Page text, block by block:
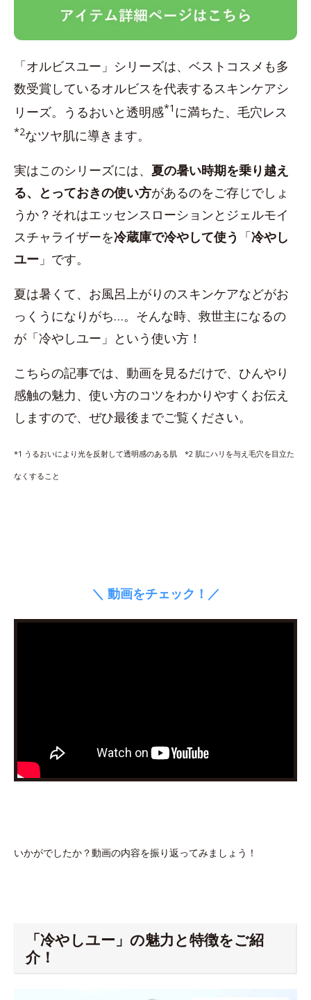
「オルビスユー」シリーズは、ベストコスメも多
数受賞しているオルビスを代表するスキンケアシ
リーズ。うるおいと透明感*1 に満ちた、毛穴レス
*2なツヤ肌に導きます。
実はこのシリーズには、 夏の暑い時期を乗り越え
る、とっておきの使い方があるのをご存じでしょ
うか？それはエッセンスローションとジェルモイ
スチャライザーを冷蔵庫で冷やして使う 「冷やし
ユー 」です。
夏は暑くて、お風呂上がりのスキンケアなどがお
っくうになりがち…。そんな時、救世主になるの
が「冷やしユー」という使い方！
こちらの記事では、動画を見るだけで、ひんやり
感触の魅力、使い方のコツをわかりやすくお伝え
しますので、ぜひ最後までご覧ください。
*1 うるおいにより光を反射して透明感のある肌 *2 肌にハリを与え毛穴を目立た
なくすること
＼ 動画をチェック！／
いかがでしたか？動画の内容を振り返ってみましょう！
「冷やしユー」の魅力と特徴をご紹
介！